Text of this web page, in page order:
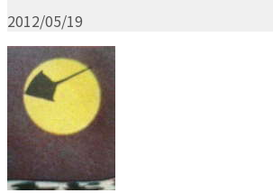
2012/05/19